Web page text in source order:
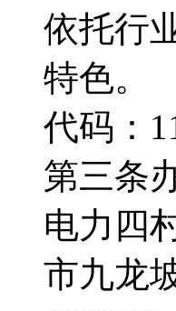
依托行
特色。
代码
第三条
电力
市九龙